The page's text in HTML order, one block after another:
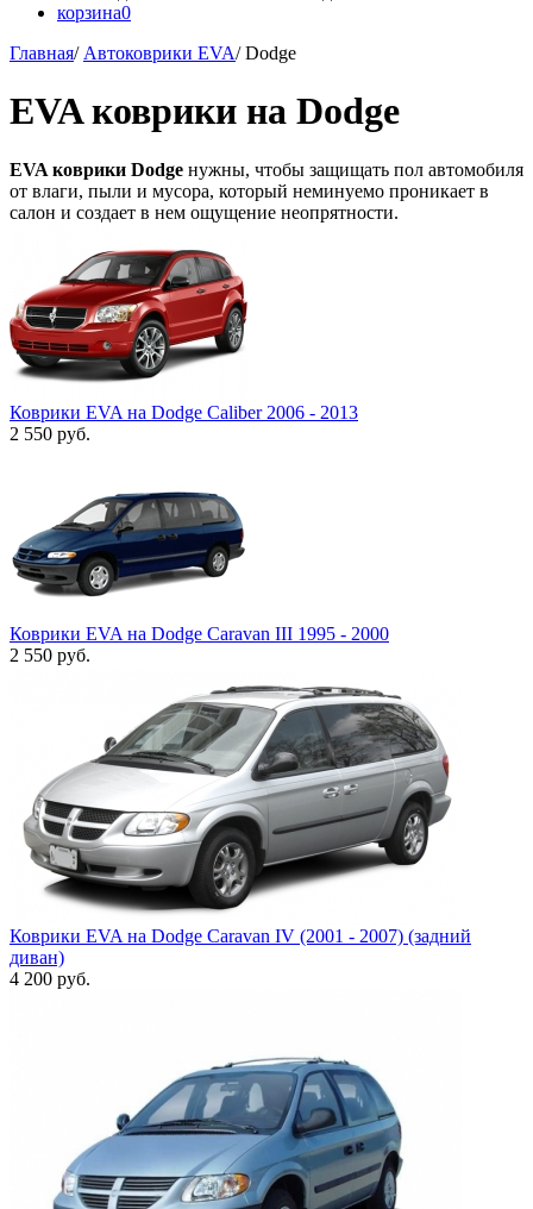
корзина0
Главная/ Автоковрики EVA/Dodge
EVA коврики на Dodge
EVA коврики Dodge нужны, чтобы защищать пол автомобиля
от влаги, пыли и мусора, который неминуемо проникает в
салон и создает в нем ощущение неопрятности.
Коврики EVA на Dodge Caliber 2006 - 2013
2 550 руб.
Коврики EVA на Dodge Caravan III 1995 - 2000
2 550 руб.
Коврики EVA на Dodge Caravan IV (2001 - 2007) (задний
диван)
4 200 руб.